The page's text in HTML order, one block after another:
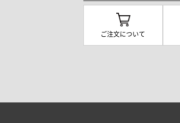
ご注文について